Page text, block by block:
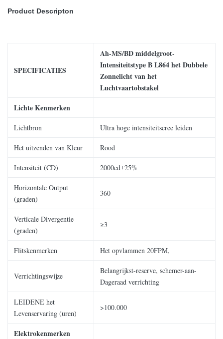
Product Descripton
SPECIFICATIES
Ah-MS/BD middelgroot-
Intensiteitstype B L864 het Dubbele
Zonnelicht van het
Luchtvaartobstakel
Lichte Kenmerken
Lichtbron Ultra hoge intensiteitscree leiden
Het uitzenden van Kleur Rood
Intensiteit (CD) 2000cd±25%
Horizontale Output
(graden)
360
Verticale Divergentie
(graden)
≥3
Flitskenmerken Het opvlammen 20FPM,
Verrichtingswijze
Belangrijkst-reserve, schemer-aan-
Dageraad verrichting
LEIDENE het
Levenservaring (uren)
>100.000
Elektrokenmerken